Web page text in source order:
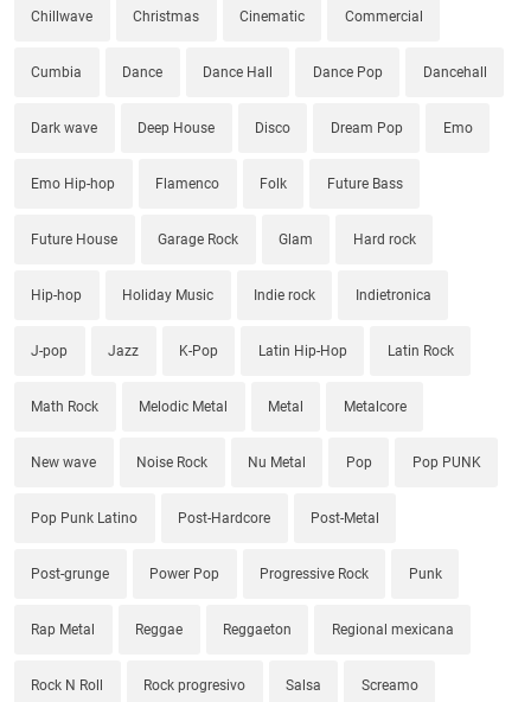
Chillwave Christmas Cinematic Commercial
Cumbia Dance Dance Hall Dance Pop Dancehall
Dark wave Deep House Disco Dream Pop Emo
Emo Hip-hop Flamenco Folk Future Bass
Future House Garage Rock Glam Hard rock
Hip-hop Holiday Music Indie rock Indietronica
J-pop Jazz K-Pop Latin Hip-Hop Latin Rock
Math Rock Melodic Metal Metal Metalcore
New wave Noise Rock Nu Metal Pop Pop PUNK
Pop Punk Latino Post-Hardcore Post-Metal
Post-grunge Power Pop Progressive Rock Punk
Rap Metal Reggae Reggaeton Regional mexicana
Rock N Roll Rock progresivo Salsa Screamo